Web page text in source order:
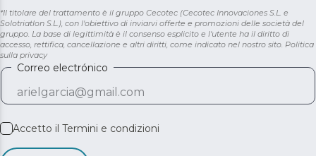
*Il titolare del trattamento è il gruppo Cecotec (Cecotec Innovaciones S.L. e
Solotriatlon S.L.), con l'obiettivo di inviarvi offerte e promozioni delle società del
gruppo. La base di legittimità è il consenso esplicito e l'utente ha il diritto di
accesso, rettifica, cancellazione e altri diritti, come indicato nel nostro sito. Politica
sulla privacy
Correo electrónico
Accetto il Termini e condizioni